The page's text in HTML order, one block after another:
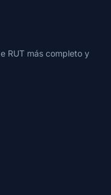
RUT más completo y